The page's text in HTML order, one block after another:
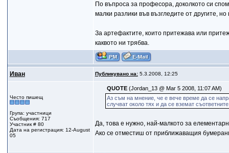
По въпроса за професора, доколкото си
малки разлики във възгледите от другите,
За артефактите, които притежава или
каквото ни трябва.
Иван Публикувано на:5.3.2008, 12:25
Често пишещ
Група: участници
Съобщения: 717
Участник # 80
Дата на регистрация: 12-August
05
QUOTE (Jordan_13 @ Mar 5 2008, 11:07 AM)
Аз съм на мнение, че е вече време да се
случват около тях и да се вземат
Да, това е нужно, най-малкото за
Ако се отместиш от приближаващия